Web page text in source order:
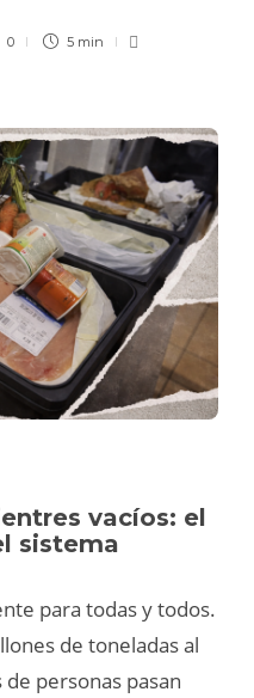
0 5 min
vacíos: el
sistema
para todas y todos.
de toneladas al
personas pasan